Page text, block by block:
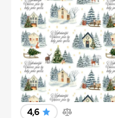
4,6